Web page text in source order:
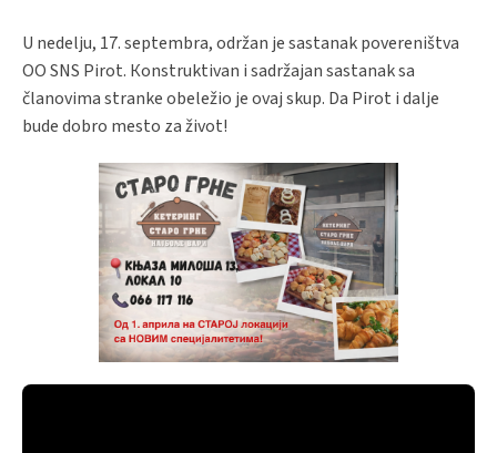
U nedelju, 17. septembra, održan je sastanak povereništva
OO SNS Pirot. Кonstruktivan i sadržajan sastanak sa
članovima stranke obeležio je ovaj skup. Da Pirot i dalje
bude dobro mesto za život!